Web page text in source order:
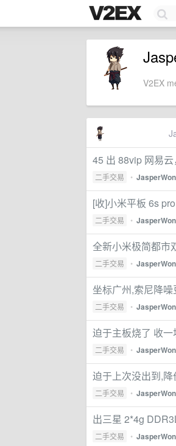
V2EX
45 出 88vip 网易
二手交易 •
[收]小米平板 6s pro
二手交易 •
全新小米极简都市
二手交易 •
坐标广州,索尼降
二手交易 •
迫于主板烧了 收
二手交易 •
迫于上次没出到,
二手交易 •
出三星 2*4g
二手交易 •